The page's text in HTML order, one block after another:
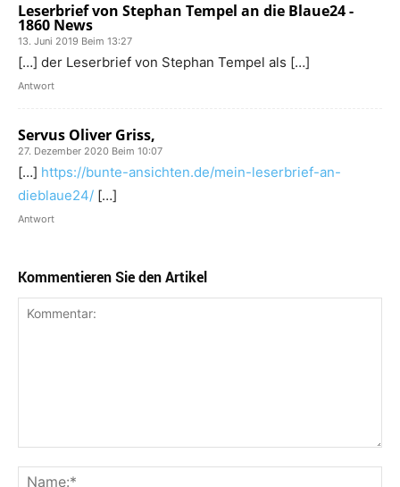
Leserbrief von Stephan Tempel an die Blaue24 -
1860 News
13. Juni 2019 Beim 13:27
[…] der Leserbrief von Stephan Tempel als […]
Antwort
Servus Oliver Griss,
27. Dezember 2020 Beim 10:07
[…] https://bunte-ansichten.de/mein-leserbrief-an-
dieblaue24/ […]
Antwort
Kommentieren Sie den Artikel